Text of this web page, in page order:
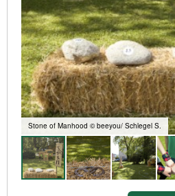
Stone of Manhood © beeyou/ Schlegel S.